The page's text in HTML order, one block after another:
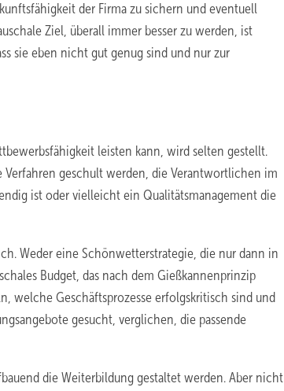
der Firma zu sichern und eventuell
Ziel, überall immer besser zu werden, ist
sie eben nicht gut genug sind und nur zur
leisten kann, wird selten gestellt.
geschult werden, die Verantwortlichen im
ist oder vielleicht ein Qualitätsmanagement die
Weder eine Schönwetterstrategie, die nur dann in
Budget, das nach dem Gießkannenprinzip
welche Geschäftsprozesse erfolgskritisch sind und
gesucht, verglichen, die passende
die Weiterbildung gestaltet werden. Aber nicht